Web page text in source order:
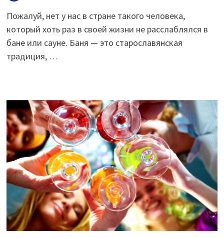
Пожалуй, нет у нас в стране такого человека,
который хоть раз в своей жизни не расслаблялся в
бане или сауне. Баня — это старославянская
традиция, …